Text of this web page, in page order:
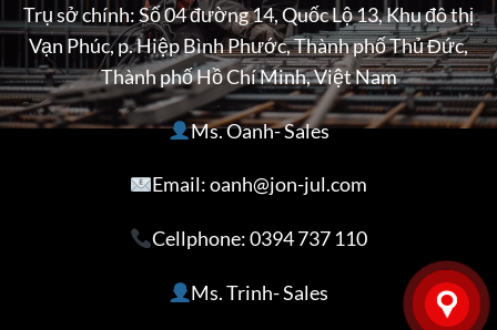
Trụ sở chính: Số 04 đường 14, Quốc Lộ 13, Khu đô thị
Vạn Phúc, p. Hiệp Bình Phước, Thành phố Thủ Đức,
Thành phố Hồ Chí Minh, Việt Nam
Ms. Oanh- Sales
Email: oanh@jon-jul.com
Cellphone:0394 737 110
Ms. Trinh- Sales